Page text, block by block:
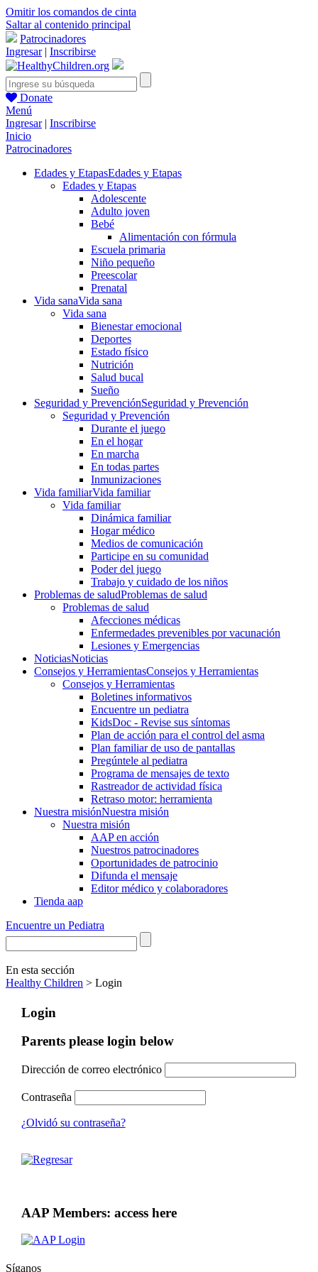
Omitir los comandos de cinta
Saltar al contenido principal
Patrocinadores
Ingresar| Inscribirse
Donate
Menú
Ingresar| Inscribirse
Inicio
Patrocinadores
Edades y EtapasEdades y Etapas
Edades y Etapas
Adolescente
Adulto joven
Bebé
Alimentación con fórmula
Escuela primaria
Niño pequeño
Preescolar
Prenatal
Vida sanaVida sana
Vida sana
Bienestar emocional
Deportes
Estado físico
Nutrición
Salud bucal
Sueño
Seguridad y PrevenciónSeguridad y Prevención
Seguridad y Prevención
Durante el juego
En el hogar
En marcha
En todas partes
Inmunizaciones
Vida familiarVida familiar
Vida familiar
Dinámica familiar
Hogar médico
Medios de comunicación
Participe en su comunidad
Poder del juego
Trabajo y cuidado de los niños
Problemas de saludProblemas de salud
Problemas de salud
Afecciones médicas
Enfermedades prevenibles por vacunación
Lesiones y Emergencias
NoticiasNoticias
Consejos y HerramientasConsejos y Herramientas
Consejos y Herramientas
Boletines informativos
Encuentre un pediatra
KidsDoc - Revise sus síntomas
Plan de acción para el control del asma
Plan familiar de uso de pantallas
Pregúntele al pediatra
Programa de mensajes de texto
Rastre​​ador de activida​d física
Retraso motor: herramienta
Nuestra misiónNuestra misión
Nuestra misión
AAP en acción
Nuestros patrocinadores
Oportunidades de patrocinio
Difunda el mensaje
Editor médico y colaboradores
Tienda aap
Encuentre un Pediatra
En esta sección
Healthy Children > Login
Login
Parents please login below
Dirección de correo electrónico
Contraseña
¿Olvidó su contraseña?
AAP Members: access here
Síganos